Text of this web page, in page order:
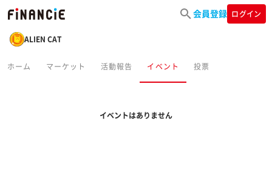
会員登録 ログイン
ALIEN CAT
ホーム マーケット 活動報告 イベント 投票
イベントはありません